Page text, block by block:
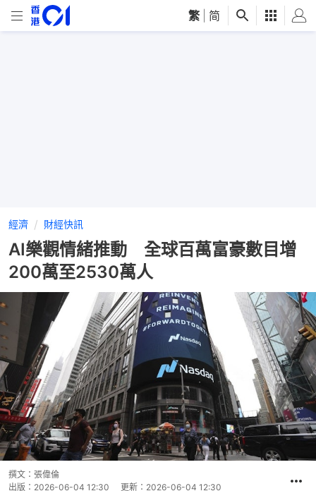
繁 简
經濟 財經快訊
AI樂觀情緒推動 全球百萬富豪數目增
200萬至2530萬人
撰文： 張偉倫
出版： 2026-06-04 12:30 更新： 2026-06-04 12:30